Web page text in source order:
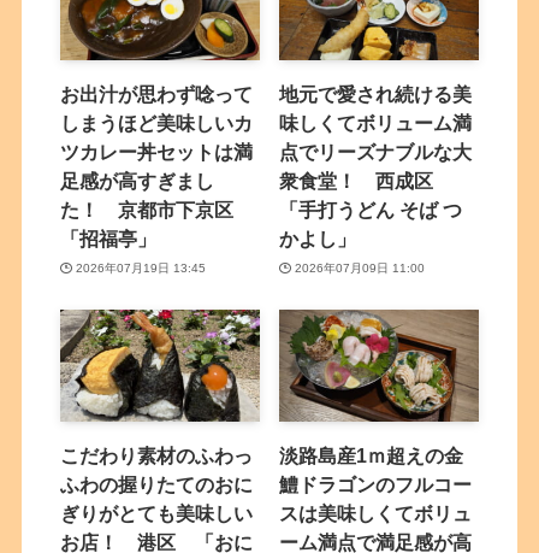
お出汁が思わず唸って
しまうほど美味しいカ
ツカレー丼セットは満
足感が高すぎまし
た！ 京都市下京区
「招福亭」
2026年07月19日 13:45
地元で愛され続ける美
味しくてボリューム満
点でリーズナブルな大
衆食堂！ 西成区
「手打うどん そば つ
かよし」
2026年07月09日 11:00
こだわり素材のふわっ
ふわの握りたてのおに
ぎりがとても美味しい
お店！ 港区 「おに
淡路島産1ｍ超えの金
鱧ドラゴンのフルコー
スは美味しくてボリュ
ーム満点で満足感が高